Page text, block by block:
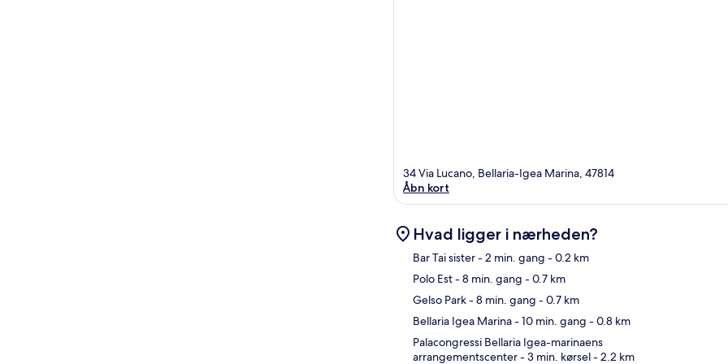
34 Via Lucano, Bellaria-Igea Marina, 47814
Åbn kort
Hvad ligger i nærheden?
Bar Tai sister- 2 min. gang - 0.2 km
Polo Est- 8 min. gang - 0.7 km
Gelso Park- 8 min. gang - 0.7 km
Bellaria Igea Marina- 10 min. gang - 0.8 km
Palacongressi Bellaria Igea-marinaens
arrangementscenter- 3 min. kørsel- 2.2 km